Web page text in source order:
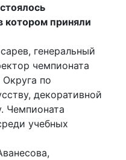
котором приняли
генеральный
чемпионата
по
декоративной
Чемпионата
учебных